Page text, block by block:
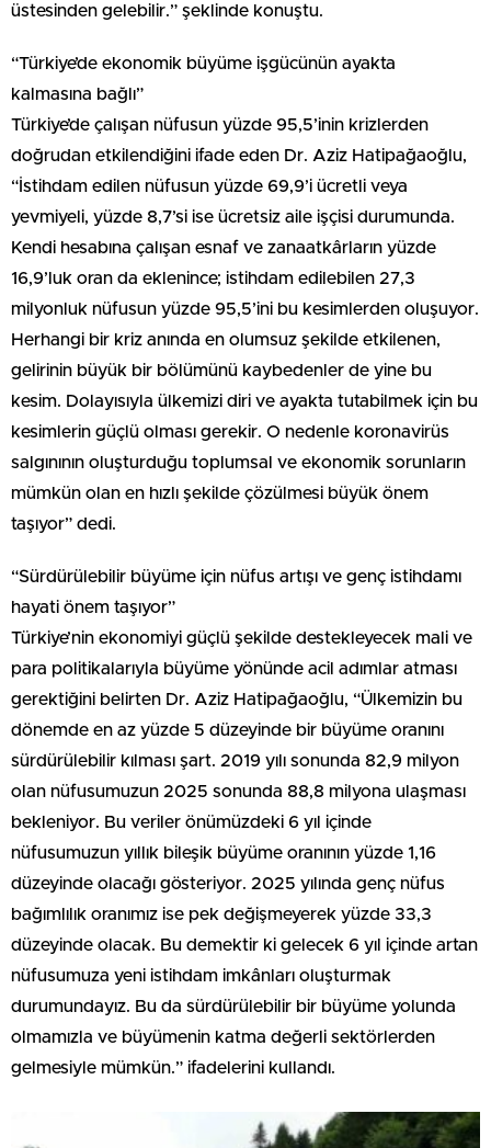
üstesinden gelebilir.” şeklinde konuştu.
“Türkiye’de ekonomik büyüme işgücünün ayakta
kalmasına bağlı”
Türkiye’de çalışan nüfusun yüzde 95,5’inin krizlerden
doğrudan etkilendiğini ifade eden Dr. Aziz Hatipağaoğlu,
“İstihdam edilen nüfusun yüzde 69,9’i ücretli veya
yevmiyeli, yüzde 8,7’si ise ücretsiz aile işçisi durumunda.
Kendi hesabına çalışan esnaf ve zanaatkârların yüzde
16,9’luk oran da eklenince; istihdam edilebilen 27,3
milyonluk nüfusun yüzde 95,5’ini bu kesimlerden oluşuyor.
Herhangi bir kriz anında en olumsuz şekilde etkilenen,
gelirinin büyük bir bölümünü kaybedenler de yine bu
kesim. Dolayısıyla ülkemizi diri ve ayakta tutabilmek için bu
kesimlerin güçlü olması gerekir. O nedenle koronavirüs
salgınının oluşturduğu toplumsal ve ekonomik sorunların
mümkün olan en hızlı şekilde çözülmesi büyük önem
taşıyor” dedi.
“Sürdürülebilir büyüme için nüfus artışı ve genç istihdamı
hayati önem taşıyor”
Türkiye’nin ekonomiyi güçlü şekilde destekleyecek mali ve
para politikalarıyla büyüme yönünde acil adımlar atması
gerektiğini belirten Dr. Aziz Hatipağaoğlu, “Ülkemizin bu
dönemde en az yüzde 5 düzeyinde bir büyüme oranını
sürdürülebilir kılması şart. 2019 yılı sonunda 82,9 milyon
olan nüfusumuzun 2025 sonunda 88,8 milyona ulaşması
bekleniyor. Bu veriler önümüzdeki 6 yıl içinde
nüfusumuzun yıllık bileşik büyüme oranının yüzde 1,16
düzeyinde olacağı gösteriyor. 2025 yılında genç nüfus
bağımlılık oranımız ise pek değişmeyerek yüzde 33,3
düzeyinde olacak. Bu demektir ki gelecek 6 yıl içinde artan
nüfusumuza yeni istihdam imkânları oluşturmak
durumundayız. Bu da sürdürülebilir bir büyüme yolunda
olmamızla ve büyümenin katma değerli sektörlerden
gelmesiyle mümkün.” ifadelerini kullandı.